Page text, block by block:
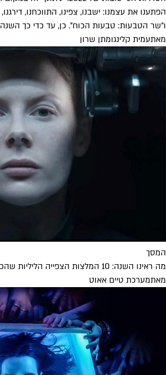
הפתענו את עצמנו: ישבנו, צפינו, התווכחנו,
ו"שר הטבעות: טבעות הכוח". כן, עד כדי כך
מאתעמית קלינגומתן שרון
המסך
מה ראינו השנה: 10 המלצות הצפייה הליליות שהכי אהבתם
מאתמערכת טיים אאוט